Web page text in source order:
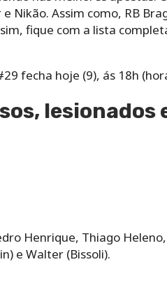
Nikão. Assim como, RB
fique com a lista
fecha hoje (9), ás 18h
lesionados
Henrique, Thiago
e Walter (Bissoli).